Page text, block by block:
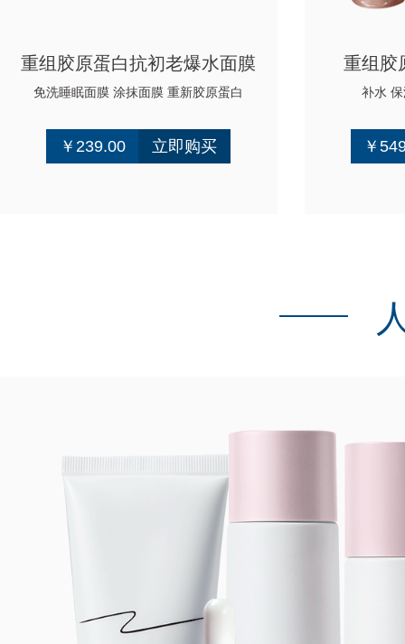
重组胶原蛋白抗初老爆水面膜
免洗睡眠面膜 涂抹面膜 重新胶原蛋白
￥239.00 立即购买
重组胶
补水
￥